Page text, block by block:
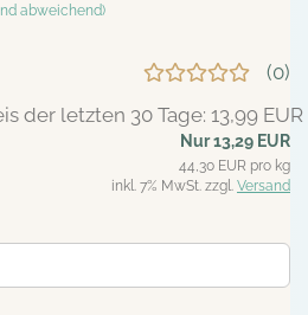
abweichend)
0
der letzten 30 Tage: 13,99 EUR
Nur 13,29 EUR
44,30 EUR pro kg
inkl. 7% MwSt. zzgl. Versand